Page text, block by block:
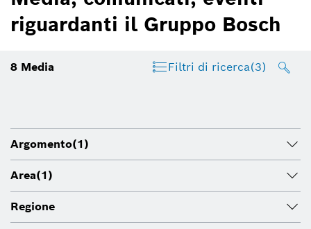
riguardanti il Gruppo Bosch
8 Media Filtri di ricerca(3)
Argomento(1)
Area(1)
Regione